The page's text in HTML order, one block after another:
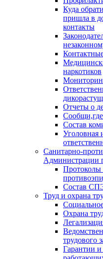
Куда
пришла в
контакты
наркотиков
Отчеты о
Состав
Уголовная
Санитарно-
Администрации
Протоколы
Состав
Труд и охрана
Охрана
трудового
Гарантии